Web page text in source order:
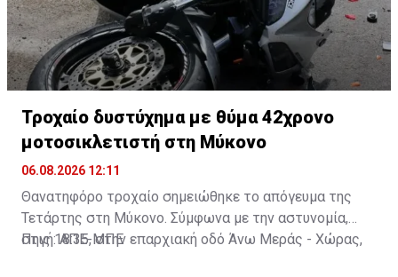
Τροχαίο δυστύχημα με θύμα 42χρονο
μοτοσικλετιστή στη Μύκονο
06.08.2026 12:11
Θανατηφόρο τροχαίο σημειώθηκε το απόγευμα της
Τετάρτης στη Μύκονο. Σύμφωνα με την αστυνομία,
στις 18:35, στην επαρχιακή οδό Άνω Μεράς - Χώρας,
Πηγή: ΑΠΕ-ΜΠΕ